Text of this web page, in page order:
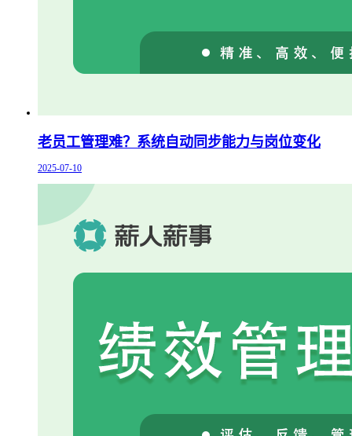
老员工管理难？系统自动同步能力与岗位变化
2025-07-10